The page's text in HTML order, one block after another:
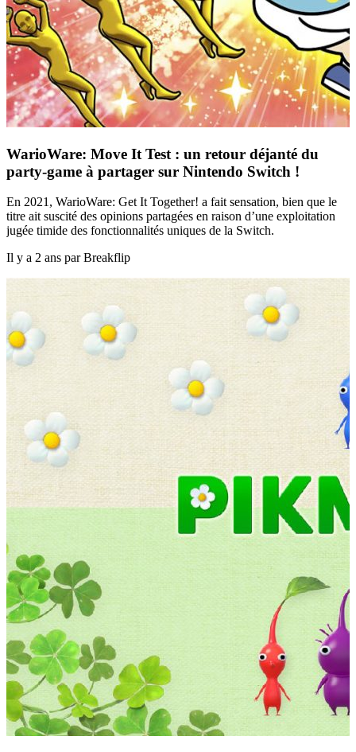
WarioWare: Move It Test : un retour déjanté du
party-game à partager sur Nintendo Switch !
En 2021, WarioWare: Get It Together! a fait sensation, bien que le
titre ait suscité des opinions partagées en raison d’une exploitation
jugée timide des fonctionnalités uniques de la Switch.
Il y a 2 ans par Breakflip